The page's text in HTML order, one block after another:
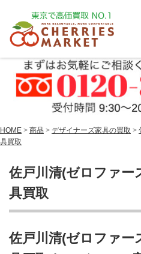
HOME > 商品 > デザイナーズ家具の買取 >
具買取
佐戸川清(ゼロファー
具買取
佐戸川清(ゼロファー